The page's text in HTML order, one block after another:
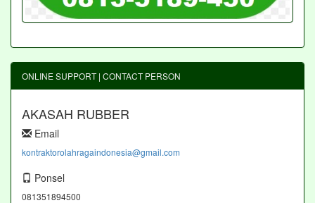
ONLINE SUPPORT | CONTACT PERSON
AKASAH RUBBER
Email
kontraktorolahragaindonesia@gmail.com
Ponsel
081351894500